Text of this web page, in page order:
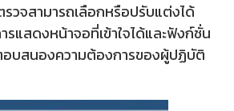
จสามารถเลือกหรือปรับแต่งได้
แสดงหน้าจอที่เข้าใจได้และฟังก์ชั่น
บสนองความต้องการของผู้ปฏิบัติ